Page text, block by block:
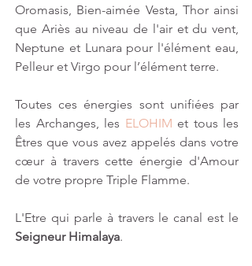
Oromasis, Bien-aimée Vesta, Thor ainsi
que Ariès au niveau de l'air et du vent,
Neptune et Lunara pour l'élément eau,
Pelleur et Virgo pour l’élément terre.
Toutes ces énergies sont unifiées par
les Archanges, les ELOHIM et tous les
Êtres que vous avez appelés dans votre
cœur à travers cette énergie d'Amour
de votre propre Triple Flamme.
Seigneur Himalaya.